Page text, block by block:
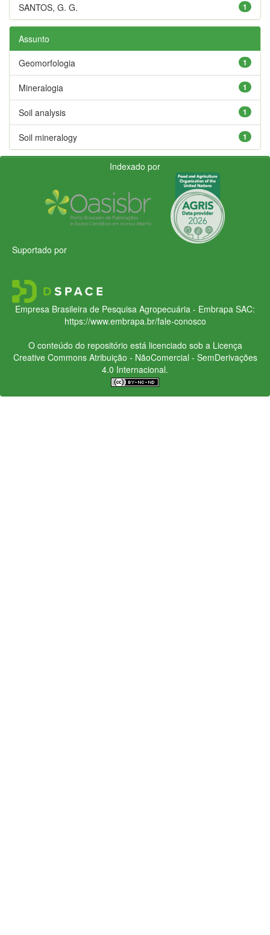
1
SANTOS, G. G.
Assunto
1
Geomorfologia
1
Mineralogia
1
Soil analysis
1
Soil mineralogy
Indexado por
Suportado por
Empresa Brasileira de Pesquisa Agropecuária - Embrapa SAC:
https://www.embrapa.br/fale-conosco
O conteúdo do repositório está licenciado sob a Licença
Creative CommonsAtribuição - NãoComercial - SemDerivações
4.0 Internacional.